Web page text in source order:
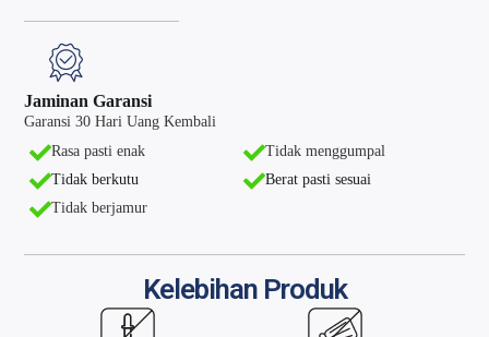
Jaminan Garansi
Garansi 30 Hari Uang Kembali
Rasa pasti enak
Tidak berkutu
Tidak berjamur
Tidak menggumpal
Berat pasti sesuai
Kelebihan Produk